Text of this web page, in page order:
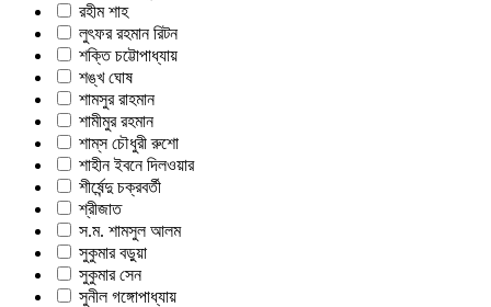
রহীম শাহ
লুৎফর রহমান রিটন
শক্তি চট্টোপাধ্যায়
শঙ্খ ঘোষ
শামসুর রাহমান
শামীমুর রহমান
শাম্‌স চৌধুরী রুশো
শাহীন ইবনে দিলওয়ার
শীর্ষেন্দু চক্রবর্তী
শ্রীজাত
স.ম. শামসুল আলম
সুকুমার বড়ুয়া
সুকুমার সেন
সুনীল গঙ্গোপাধ্যায়